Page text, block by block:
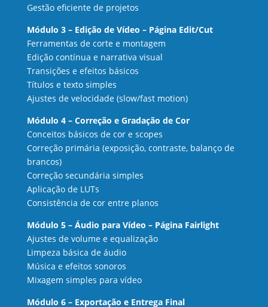
Gestão eficiente de projetos
Módulo 3 – Edição de Vídeo – Página Edit/Cut
Ferramentas de corte e montagem
Edição contínua e narrativa visual
Transições e efeitos básicos
Títulos e texto simples
Ajustes de velocidade (slow/fast motion)
Módulo 4 – Correção e Gradação de Cor
Conceitos básicos de cor e scopes
Correção primária (exposição, contraste, balanço de
brancos)
Correção secundária simples
Aplicação de LUTs
Consistência de cor entre planos
Módulo 5 – Áudio para Vídeo – Página Fairlight
Ajustes de volume e equalização
Limpeza básica de áudio
Música e efeitos sonoros
Mixagem simples para vídeo
Módulo 6 – Exportação e Entrega Final